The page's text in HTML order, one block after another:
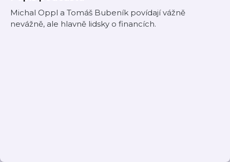
Michal Oppl a Tomáš Bubeník povídají vážně
nevážně, ale hlavně lidsky o financích.